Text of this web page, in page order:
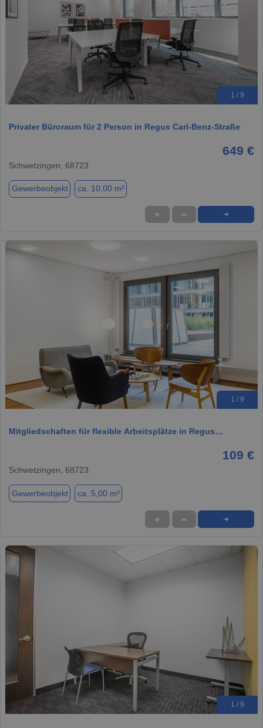
1 / 9
Privater Büroraum für 2 Person in Regus Carl-Benz-Straße
649 €
Schwetzingen, 68723
Gewerbeobjekt ca. 10,00 m²
★ ➦ ➜
1 / 9
Mitgliedschaften für flexible Arbeitsplätze in Regus…
109 €
Schwetzingen, 68723
Gewerbeobjekt ca. 5,00 m²
★ ➦ ➜
1 / 9